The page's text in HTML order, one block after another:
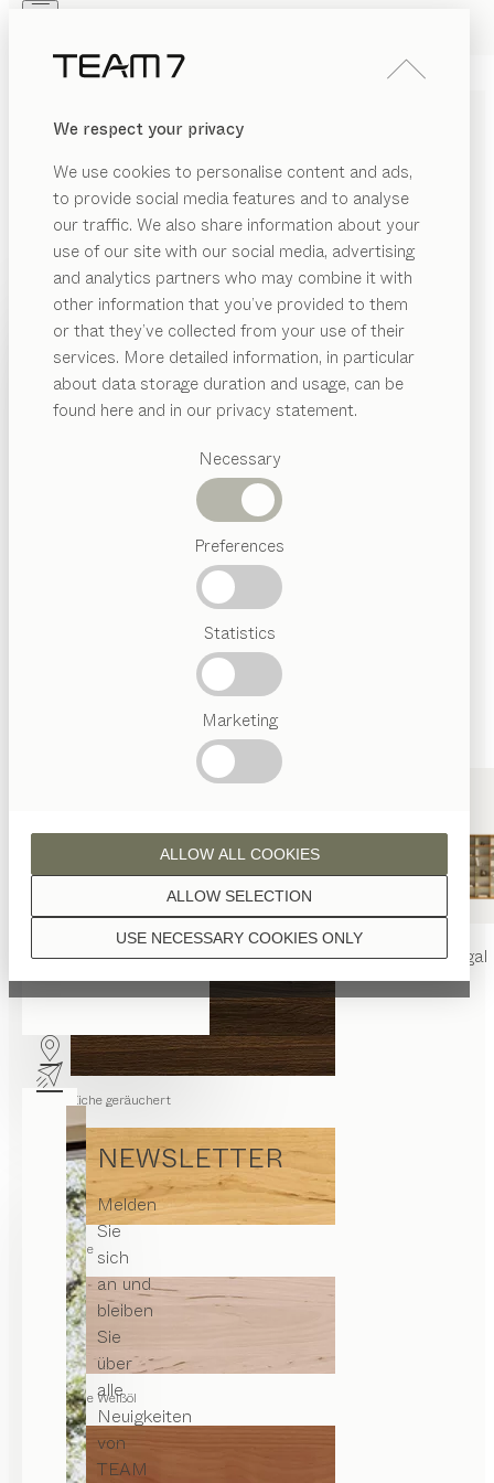
We respect your privacy
We use cookies to personalise content and ads,
to provide social media features and to analyse
our traffic. We also share information about your
use of our site with our social media, advertising
and analytics partners who may combine it with
other information that you’ve provided to them
or that they’ve collected from your use of their
services. More detailed information, in particular
about data storage duration and usage, can be
found here and in our privacy statement.
Necessary
Preferences
Statistics
Marketing
USE NECESSARY COOKIES ONLY
ALLOW SELECTION
ALLOW ALL COOKIES
PRODUKTE
INSPIRATION
HÄNDLER
Vorgeschlagene
Kategorien
Österreichisches
Handwerk
nyaTisch nyaStuhl filignoRegal
NEWSLETTER
Melden
Sie
sich
an und
bleiben
Sie
über
alle
Neuigkeiten
von
TEAM
PRODUKTE
INSPIRATION
ÜBER UNS
magnumSTUHL
von Martin Ballendat
Der magnum Freischwinger verbindet Stahl mit edlem
Leder und erlesenen Stoffen zu einer Ästhetik von
schlichter Eleganz. Trotz seiner filigranen Gestalt
bietet er den Komfort eines klassischen Polsterstuhls.
KONFIGURIEREN
HOLZARTEN
Wenn nicht anders angeführt, werden alle
Holzoberflächen mit reinem Naturöl veredelt.
Eiche geräuchert
Erle
Erle Weißöl